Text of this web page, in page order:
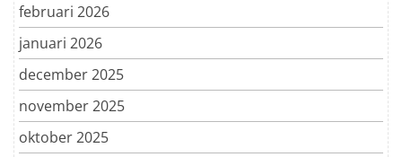
februari 2026
januari 2026
december 2025
november 2025
oktober 2025